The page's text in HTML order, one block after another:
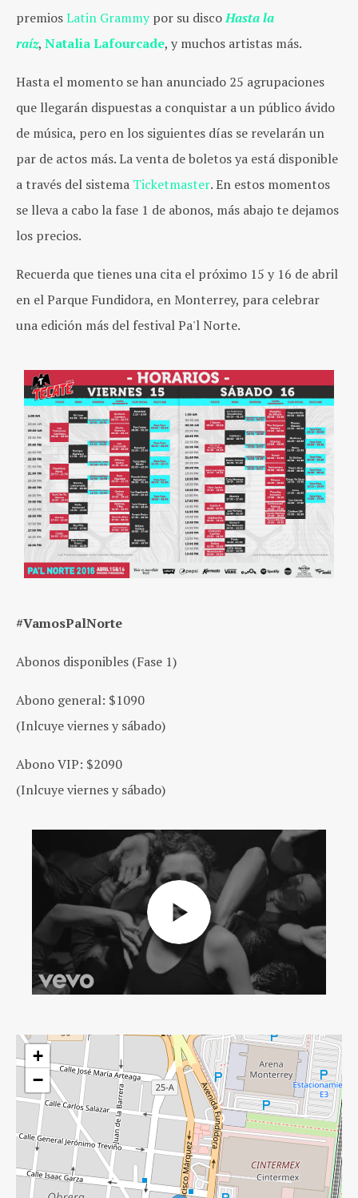
premiosLatin Grammypor su discoHasta la
raíz, Natalia Lafourcade, y muchos artistas más.
Hasta el momento se han anunciado 25 agrupaciones
que llegarán dispuestas a conquistar a un público ávido
de música, pero en los siguientes días se revelarán un
par de actos más. La venta de boletos ya está disponible
a través del sistema Ticketmaster. En estos momentos
se lleva a cabo la fase 1 de abonos, más abajo te dejamos
los precios.
Recuerda que tienes una cita el próximo 15 y 16 de abril
en el Parque Fundidora, en Monterrey, para celebrar
una edición más del festival Pa'l Norte.
#‎VamosPalNorte‬
Abonos disponibles (Fase 1)
Abono general: $1090
(Inlcuye viernes y sábado)
Abono VIP: $2090
(Inlcuye viernes y sábado)
+
−